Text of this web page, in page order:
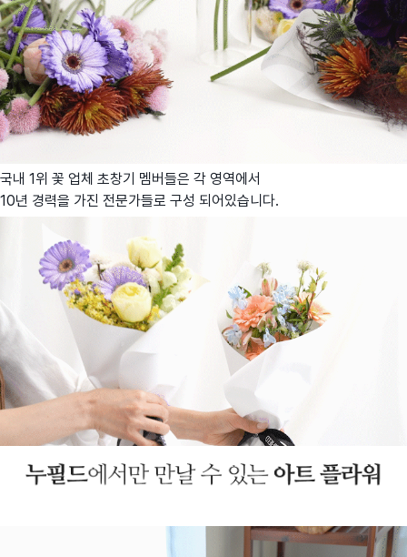
국내 1위 꽃 업체 초창기 멤버들은 각 영역에서
10년 경력을 가진 전문가들로 구성 되어있습니다.